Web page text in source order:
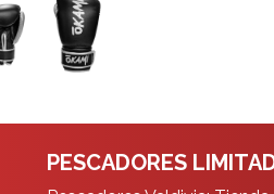
PESCADORES